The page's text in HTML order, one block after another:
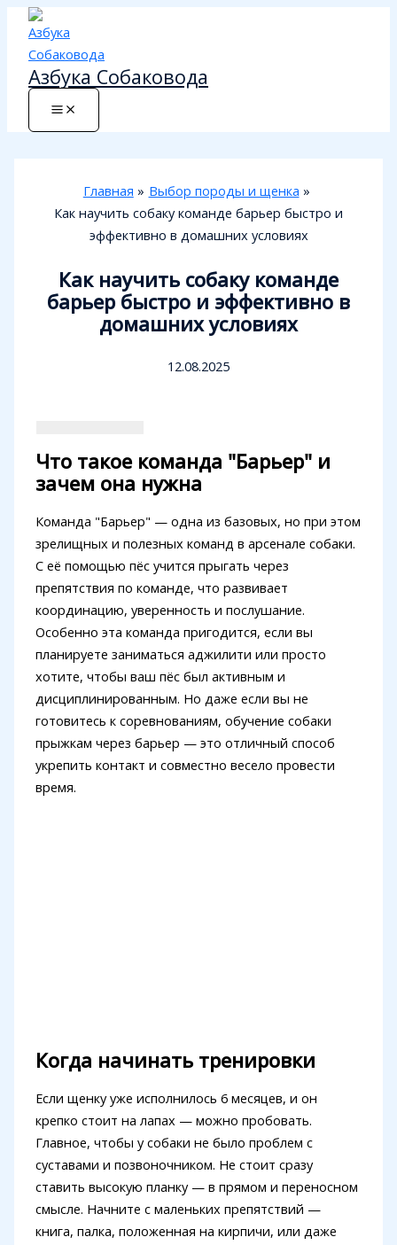
Перейти
содержимому
Азбука Собаковода
Главная
Выбор породы и щенка
Как научить собаку команде барьер быстро и
эффективно в домашних условиях
Как научить собаку команде
барьер быстро и эффективно в
домашних условиях
12.08.2025
Что такое команда "Барьер" и
зачем она нужна
Команда "Барьер" — одна из базовых, но при этом
зрелищных и полезных команд в арсенале собаки.
С её помощью пёс учится прыгать через
препятствия по команде, что развивает
координацию, уверенность и послушание.
Особенно эта команда пригодится, если вы
планируете заниматься аджилити или просто
хотите, чтобы ваш пёс был активным и
дисциплинированным. Но даже если вы не
готовитесь к соревнованиям, обучение собаки
прыжкам через барьер — это отличный способ
укрепить контакт и совместно весело провести
время.
Когда начинать тренировки
Если щенку уже исполнилось 6 месяцев, и он
крепко стоит на лапах — можно пробовать.
Главное, чтобы у собаки не было проблем с
суставами и позвоночником. Не стоит сразу
ставить высокую планку — в прямом и переносном
смысле. Начните с маленьких препятствий —
книга, палка, положенная на кирпичи, или даже